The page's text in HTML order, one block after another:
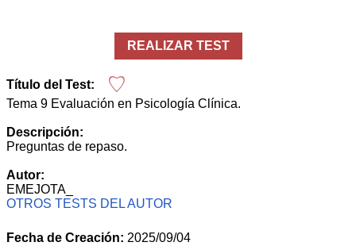
REALIZAR TEST
Título del Test:
Tema 9 Evaluación en Psicología Clínica.
Descripción:
Preguntas de repaso.
Autor:
EMEJOTA_
OTROS TESTS DEL AUTOR
Fecha de Creación: 2025/09/04